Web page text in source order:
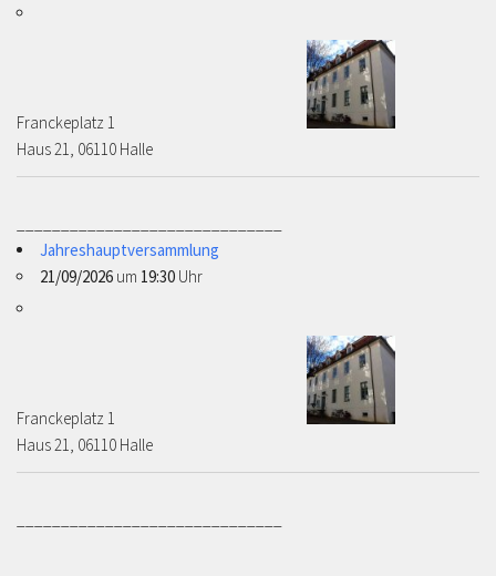
Franckeplatz 1 ­­­­
Haus 21, 06110 Halle
Jahreshauptversammlung
21/09/2026 um 19:30 Uhr
Franckeplatz 1 ­­­­
Haus 21, 06110 Halle